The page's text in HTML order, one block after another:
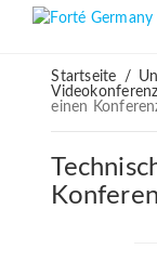
Startseite /
einen